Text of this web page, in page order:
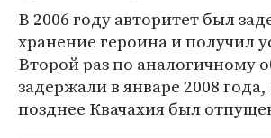
В 2006 году авторитет был
хранение героина и получил
Второй раз по аналогичному
задержали в январе 2008
позднее Квачахия был